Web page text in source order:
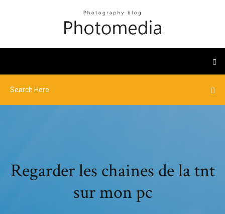
Regarder les chaines de la tnt
sur mon pc